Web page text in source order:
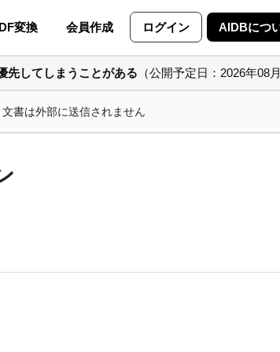
変換 会員作成 ログイン AIDBにつ
先してしまうことがある （公開予定日：2026年08月
書は外部に送信されません